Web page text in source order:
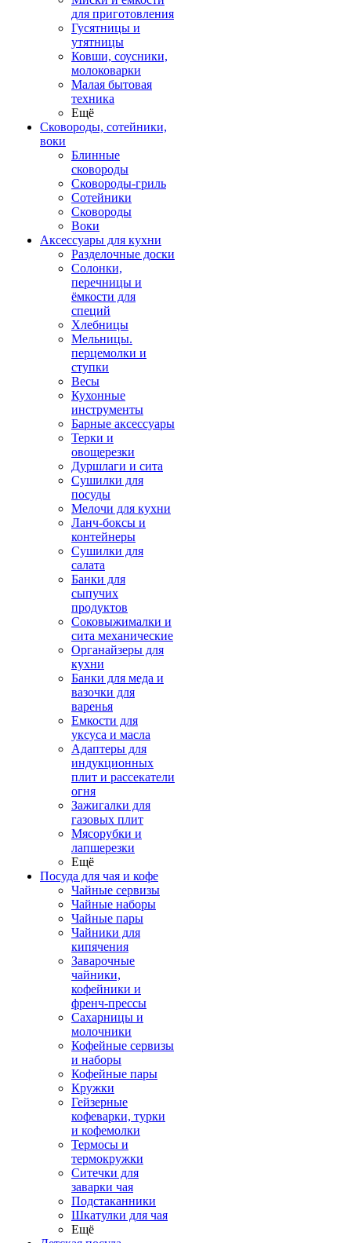
для приготовления
Гусятницы и
утятницы
Ковши, соусники,
молоковарки
Малая бытовая
техника
Ещё
Сковороды, сотейники,
воки
Блинные
сковороды
Сковороды-гриль
Сотейники
Сковороды
Воки
Аксессуары для кухни
Разделочные доски
Солонки,
перечницы и
ёмкости для
специй
Хлебницы
Мельницы.
перцемолки и
ступки
Весы
Кухонные
инструменты
Барные аксессуары
Терки и
овощерезки
Дуршлаги и сита
Сушилки для
посуды
Мелочи для кухни
Ланч-боксы и
контейнеры
Сушилки для
салата
Банки для
сыпучих
продуктов
Соковыжималки и
сита механические
Органайзеры для
кухни
Банки для меда и
вазочки для
варенья
Емкости для
уксуса и масла
Адаптеры для
индукционных
плит и рассекатели
огня
Зажигалки для
газовых плит
Мясорубки и
лапшерезки
Ещё
Посуда для чая и кофе
Чайные сервизы
Чайные наборы
Чайные пары
Чайники для
кипячения
Заварочные
чайники,
кофейники и
френч-прессы
Сахарницы и
молочники
Кофейные сервизы
и наборы
Кофейные пары
Кружки
Гейзерные
кофеварки, турки
и кофемолки
Термосы и
термокружки
Ситечки для
заварки чая
Подстаканники
Шкатулки для чая
Ещё